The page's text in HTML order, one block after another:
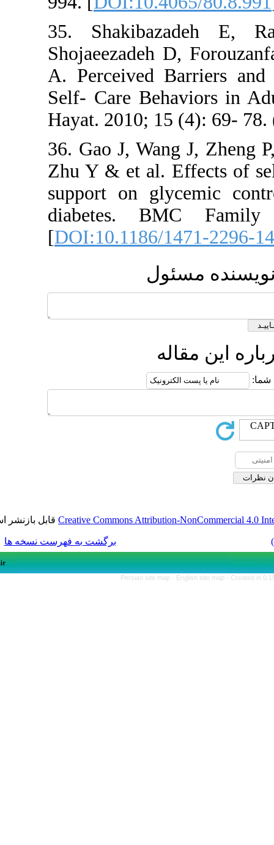
35.
Shojaeezadeh D,
A. Perceived
Self- Care
Hayat. 2010; 15
36. Gao J, Wang
Zhu Y & et al.
support on
diabetes. BMC
[DOI:10.1186/
مسئول
مقاله
Creative Commons Attribution-قابل بازنشر است.
برگشت به فهرست نسخه ها
Persian site map -English